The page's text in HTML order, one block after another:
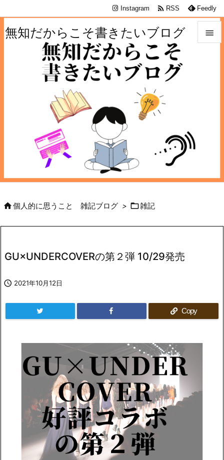
無知だからこそ書きたいブログ 
Instagram  RSS Feedly
個人的に思うこと 雑記ブログ > 雑記
GU×UNDERCOVERの第２弾 10/29発売
 2021年10月12日
Copy